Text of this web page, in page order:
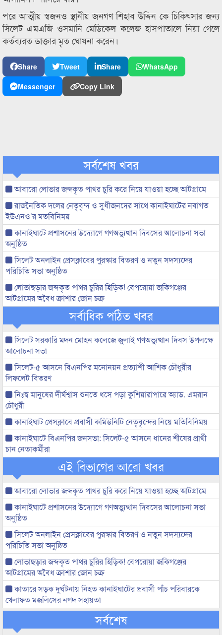
পরে আত্মীয় স্বজনও স্থানীয় জনগণ শিহাব উদ্দিন কে চিকিৎসার জন্য
সিলেট এমএজি ওসমানি মেডিকেল কলেজ হাসপাতালে নিয়া গেলে
কর্তব্যরত ডাক্তার মৃত ঘোষনা করেন।
Share Tweet Share
WhatsApp
Messenger
Copy Link
সর্বশেষ খবর
আবারো লোভার জব্দকৃত পাথর চুরি করে নিয়ে যাওয়া হচ্ছে আটগ্রামে
রাজনৈতিক দলের নেতৃবৃন্দ ও সুধীজনদের সাথে কানাইঘাটের নবাগত
ইউএনও’র মতবিনিময়
কানাইঘাটে প্রশাসনের উদ্যোগে গণঅভ্যুত্থান দিবসের আলোচনা সভা
অনুষ্ঠিত
সিলেট অনলাইন প্রেসক্লাবের পুরস্কার বিতরণ ও নতুন সদস্যদের
পরিচিতি সভা অনুষ্ঠিত
লোভাছড়ার জব্দকৃত পাথর চুরির হিড়িক! বেপরোয়া জকিগঞ্জের
আটগ্রামের অবৈধ ক্রাশার জোন চক্র
সর্বাধিক পঠিত খবর
সিলেট সরকারি মদন মোহন কলেজে জুলাই গণঅভ্যুত্থান দিবস উপলক্ষে
আলোচনা সভা
সিলেট-৫ আসনে বিএনপির মনোনয়ন প্রত্যাশী আশিক চৌধুরীর
লিফলেট বিতরণ
নিঃস্ব মানুষের দীর্ঘশ্বাস শুনতে ধসে পড়া কুশিয়ারাপারে অ্যাড. এমরান
চৌধুরী
কানাইঘাট প্রেসক্লাবে প্রবাসী কমিউনিটি নেতৃবৃন্দের নিয়ে মতিবিনিময়
কানাইঘাটে বিএনপির জনসভা: সিলেট-৫ আসনে ধানের শীষের প্রার্থী
চান নেতাকর্মীরা
এই বিভাগের আরো খবর
আবারো লোভার জব্দকৃত পাথর চুরি করে নিয়ে যাওয়া হচ্ছে আটগ্রামে
কানাইঘাটে প্রশাসনের উদ্যোগে গণঅভ্যুত্থান দিবসের আলোচনা সভা
অনুষ্ঠিত
সিলেট অনলাইন প্রেসক্লাবের পুরস্কার বিতরণ ও নতুন সদস্যদের
পরিচিতি সভা অনুষ্ঠিত
লোভাছড়ার জব্দকৃত পাথর চুরির হিড়িক! বেপরোয়া জকিগঞ্জের
আটগ্রামের অবৈধ ক্রাশার জোন চক্র
কাতারে সড়ক দুর্ঘটনায় নিহত কানাইঘাটের প্রবাসী পাঁচ পরিবারকে
খেলাফত মজলিসের নগদ সহায়তা
সর্বশেষ